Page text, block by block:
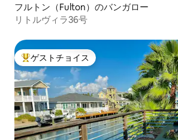
フルトン（Fulton）のバンガロー
リトルヴィラ36号
大好評のゲストチョイスです。
ゲストチョイス